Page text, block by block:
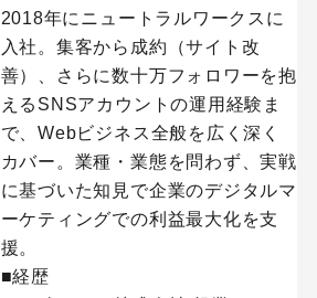
2018年にニュートラルワークスに
入社。集客から成約（サイト改
善）、さらに数十万フォロワーを抱
えるSNSアカウントの運用経験ま
で、Webビジネス全般を広く深く
カバー。業種・業態を問わず、実戦
に基づいた知見で企業のデジタルマ
ーケティングでの利益最大化を支
援。
■経歴